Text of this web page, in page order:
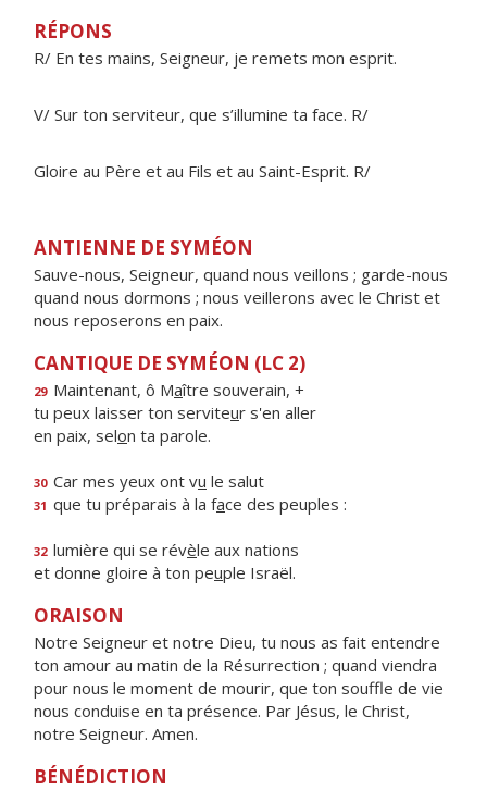
RÉPONS
R/ En tes mains, Seigneur, je remets mon esprit.
V/ Sur ton serviteur, que s’illumine ta face. R/
Gloire au Père et au Fils et au Saint-Esprit. R/
ANTIENNE DE SYMÉON
Sauve-nous, Seigneur, quand nous veillons ; garde-nous
quand nous dormons ; nous veillerons avec le Christ et
nous reposerons en paix.
CANTIQUE DE SYMÉON (LC 2)
29 Maintenant, ô Maître souverain, +
tu peux laisser ton serviteur s'en aller
en paix, selon ta parole.
30 Car mes yeux ont vu le salut
31 que tu préparais à la face des peuples :
32 lumière qui se révèle aux nations
et donne gloire à ton peuple Israël.
ORAISON
Notre Seigneur et notre Dieu, tu nous as fait entendre
ton amour au matin de la Résurrection ; quand viendra
pour nous le moment de mourir, que ton souffle de vie
nous conduise en ta présence. Par Jésus, le Christ,
notre Seigneur. Amen.
BÉNÉDICTION